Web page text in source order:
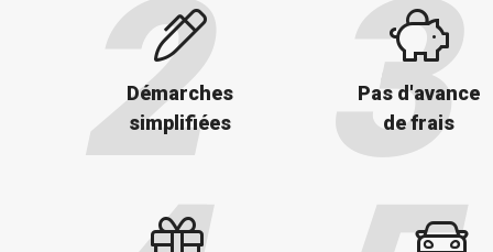
Démarches
simplifiées
Pas d'avance
de frais